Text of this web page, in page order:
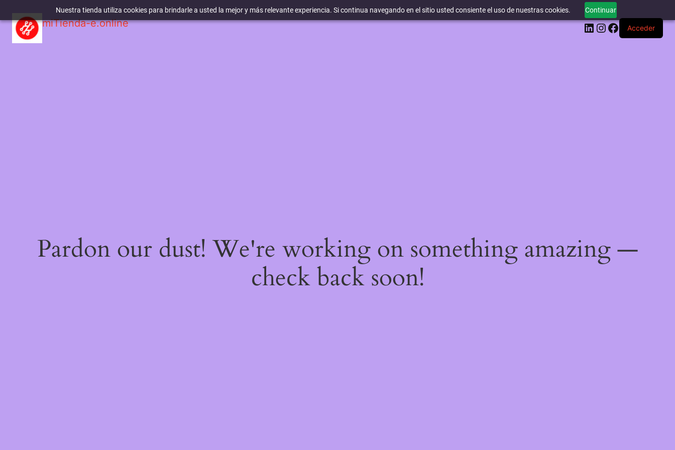
Nuestra tienda utiliza cookies para brindarle a usted la mejor y más relevante experiencia. Si continua navegando en el sitio usted consiente el uso de nuestras cookies. Continuar
miTienda-e.online LinkedIn
Instagram
Facebook
Acceder
Pardon our dust! We're working on something amazing —
check back soon!